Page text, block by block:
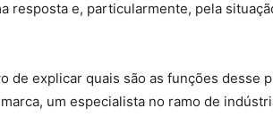
resposta e, particularmente, pela
explicar quais são as funções desse
um especialista no ramo de